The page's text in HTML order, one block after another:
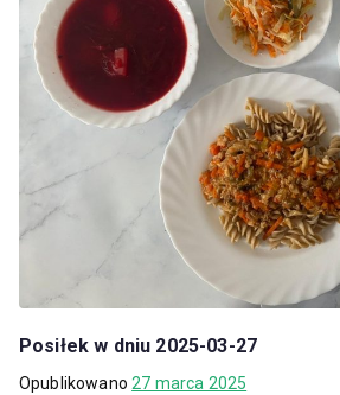
Posiłek w dniu 2025-03-27
Opublikowano27 marca 2025